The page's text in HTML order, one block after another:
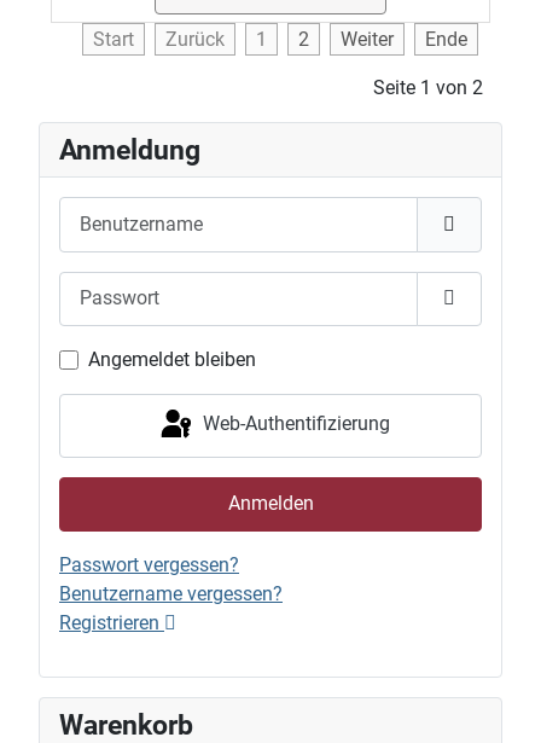
Start Zurück 1 2 Weiter Ende
Seite 1 von 2
Anmeldung
Passwort
Angemeldet bleiben
Web-Authentifizierung
Anmelden
Passwort vergessen?
Benutzername vergessen?
Registrieren
Warenkorb